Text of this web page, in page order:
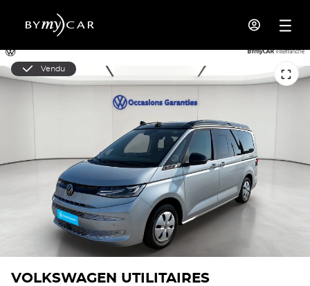
Vendu
VOLKSWAGEN UTILITAIRES